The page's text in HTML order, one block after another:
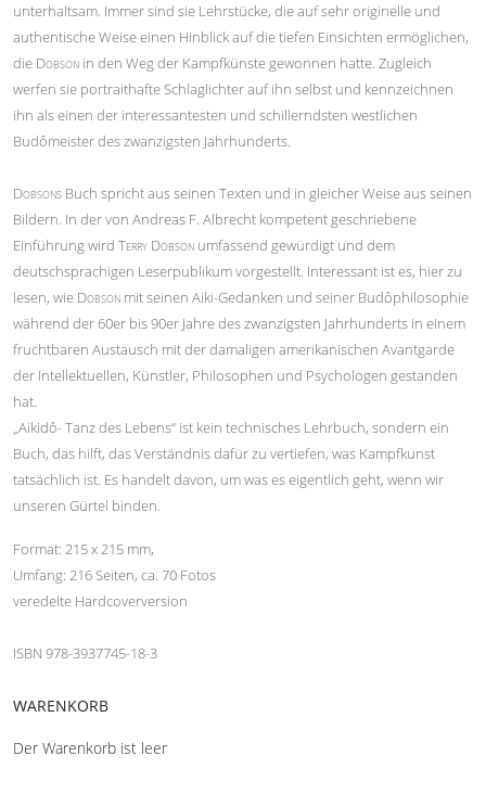
unterhaltsam. Immer sind sie Lehrstücke, die auf sehr originelle und
authentische Weise einen Hinblick auf die tiefen Einsichten ermöglichen,
die Dobson in den Weg der Kampfkünste gewonnen hatte. Zugleich
werfen sie portraithafte Schlaglichter auf ihn selbst und kennzeichnen
ihn als einen der interessantesten und schillerndsten westlichen
Budômeister des zwanzigsten Jahrhunderts.
Dobsons Buch spricht aus seinen Texten und in gleicher Weise aus seinen
Bildern. In der von Andreas F. Albrecht kompetent geschriebene
Einführung wird Terry Dobson umfassend gewürdigt und dem
deutschsprachigen Leserpublikum vorgestellt. Interessant ist es, hier zu
lesen, wie Dobson mit seinen Aiki-Gedanken und seiner Budôphilosophie
während der 60er bis 90er Jahre des zwanzigsten Jahrhunderts in einem
fruchtbaren Austausch mit der damaligen amerikanischen Avantgarde
der Intellektuellen, Künstler, Philosophen und Psychologen gestanden
hat.
„Aikidô- Tanz des Lebens“ ist kein technisches Lehrbuch, sondern ein
Buch, das hilft, das Verständnis dafür zu vertiefen, was Kampfkunst
tatsächlich ist. Es handelt davon, um was es eigentlich geht, wenn wir
unseren Gürtel binden.
Format: 215 x 215 mm,
Umfang: 216 Seiten, ca. 70 Fotos
veredelte Hardcoverversion
ISBN 978-3937745-18-3
WARENKORB
Der Warenkorb ist leer